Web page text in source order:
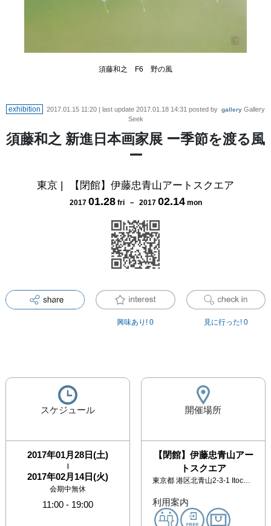
須藤和之 F6 野の風
exhibition 2017.01.15 11:20 | last update 2017.01.18 14:31 posted by gallery Gallery
Seek
須藤和之 新進日本画家展 ー季節を渡る風
ー
東京 | 【閉館】伊藤忠青山アートスクエア
2017 01.28 fri－ 2017 02.14 mon
興味あり! 0 見に行った! 0
スケジュール
2017年01月28日(土)
|
2017年02月14日(火)
会期中無休
11:00 - 19:00
開催場所
【閉館】伊藤忠青山アー
トスクエア
東京都 港区北青山2-3-1 Itochu Garden B1F
利用案内